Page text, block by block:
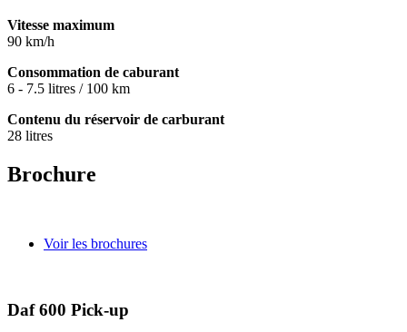
Vitesse maximum
90 km/h
Consommation de caburant
6 - 7.5 litres / 100 km
Contenu du réservoir de carburant
28 litres
Brochure
Voir les brochures
Daf 600 Pick-up